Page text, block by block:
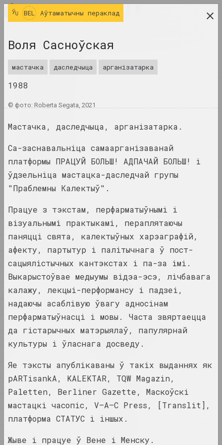
мастацтва
ЧАСОПІС
ІМЁНЫ
ТЭРМІНЫ
ПАДЗЕІ
ТВОРЫ
ДАКУМЕНТЫ
BEL
2025
2024
2022
2021
2020
2019
2018
2016
2015
2014
2013
2025
by shimmering of the moon
she сал...
2025. персанальная выстава
Na pamiežžach
2025. групавы праект
SAMASIEJ Festiwal
Współczesnej Białoruskiej
Sztuki Wideo
2025. штаб фестывалю
Аксана Гурыновіч
Грыб і воблака
2025. даследчы праект, персанальная выстава
Дзе людзі і звяры блукаюць
2025. выстава
BEL Аўтаматычны пераклад
Воля Сасноўская
мастачка даследчыца арганізатарка
1988
© фото: Roberta Segata, 2021
Мастачка, даследчыца, арганізатарка.
Са-заснавальніца самаарганізаванай
платформы ПРАЦУЙ БОЛЬШ! АДПАЧАЙ БОЛЬШ! і
ўдзельніца мастацка-даследчай групы
"Праблемны Калектыў".
Працуе з тэкстам, перфарматыўнымі і
візуальнымі практыкамі, пераплятаючы
паняцці свята, калектыўных харэаграфій,
афекту, партытур і палітычнага ў пост-
сацыялістычных кантэкстах і па-за імі.
Выкарыстоўвае медыумы відэа-эсэ, лічбавага
калажу, лекцыі-перформансу і падзеі,
надаючы асаблівую ўвагу адносінам
перфарматыўнасці і мовы. Часта звяртаецца
да гістарычных матэрыялаў, папулярнай
культуры і ўласнага досведу.
Яе тэксты апублікаваны ў такіх выданнях як
pARTisankA, KALEKTAR, TQW Magazin,
Paletten, Berliner Gazette, Маскоўскі
мастацкі часопіс, V–A–C Press, [Translit],
платформа СТАТУС і іншых.
Жыве і працуе ў Вене і Менску.